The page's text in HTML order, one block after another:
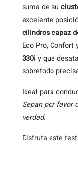
suma de su
excelente
cilindros capaz
Eco Pro,
330i y que
sobretodo
Ideal para
Sepan por favor
verdad.
Disfruta este